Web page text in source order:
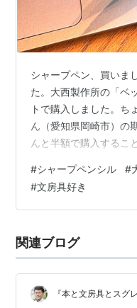
シャープペン、買いま
た。大西製作所の「ベ
トで購入しました。ち
ん（愛知県岡崎市）の
んと半額で購入するこ
みのない柄だなぁと敬
ていく途中でだんだん
いことだと思います。
ームに取り入れられて
メガネは手放せないの
#シャープペンシル #
#文房具好き
関連ブログ
『本と文房具とスグ